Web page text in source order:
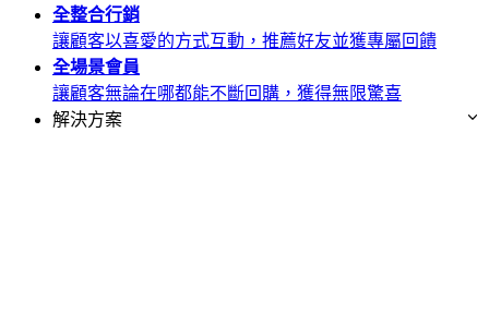
全整合行銷
讓顧客以喜愛的方式互動，推薦好友並獲專屬回饋
全場景會員
讓顧客無論在哪都能不斷回購，獲得無限驚喜
解決方案